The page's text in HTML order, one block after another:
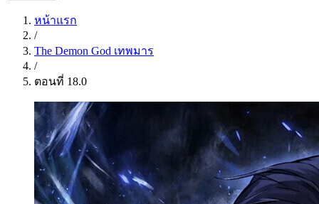
หน้าแรก
/
The Demon God เทพมาร
/
ตอนที่ 18.0